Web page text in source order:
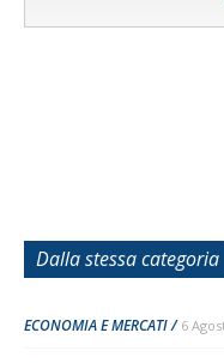
Dalla stessa categoria
ECONOMIA E MERCATI 6